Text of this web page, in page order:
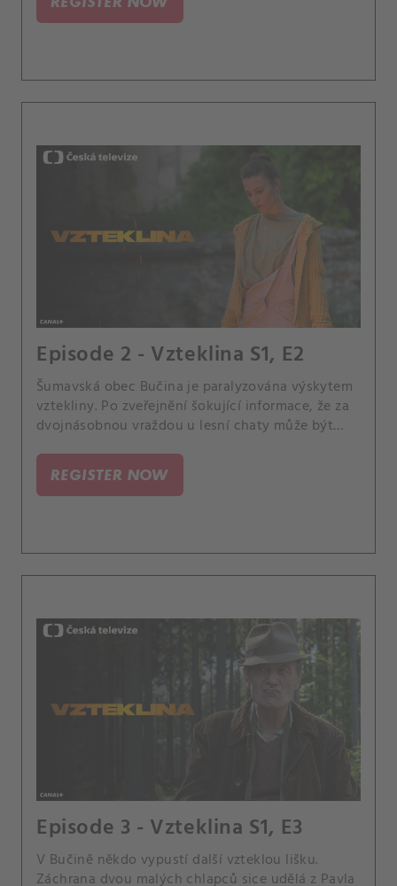
kriminalistů vyšetřujících záhadnou
dvojnásobnou vraždu, která se stala v okolních
Episode 2 - Vzteklina S1, E2
Šumavská obec Bučina je paralyzována výskytem
vztekliny. Po zveřejnění šokující informace, že za
dvojnásobnou vraždou u lesní chaty může být
blázna – dokud se ovšem neukáže, že měl pravdu.
REGISTER NOW
Episode 3 - Vzteklina S1, E3
V Bučině někdo vypustí další vzteklou lišku.
Záchrana dvou malých chlapců sice udělá z Pavla